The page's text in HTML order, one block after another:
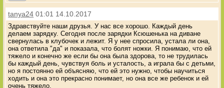
tanya24 01:01 14.10.2017
Здравствуйте наши друзья. У нас все хорошо. Каждый день
делаем зарядку. Сегодня после зарядки Ксюшенька на диване
свернулась в клубочек и лежит. Я у нее спросила, устала ли она,
она ответила "да" и показала, что болят ножки. Я понимаю, что ей
тяжело и конечно же если бы она была здорова, то не трудилась
бы каждый день, чувствуя боль и усталость, а играла бы с детьми,
но я постоянно ей объясняю, что ей это нужно, чтобы научиться
ходить и она это прекрасно понимает, но она все же ребенок и ей
очень тяжело.